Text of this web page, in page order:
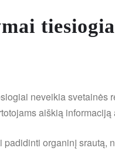
neveikia svetainės
aiškią
organinį srautą,